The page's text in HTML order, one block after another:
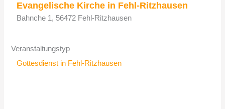
Evangelische Kirche in Fehl-Ritzhausen
Bahnche 1, 56472 Fehl-Ritzhausen
Veranstaltungstyp
Gottesdienst in Fehl-Ritzhausen